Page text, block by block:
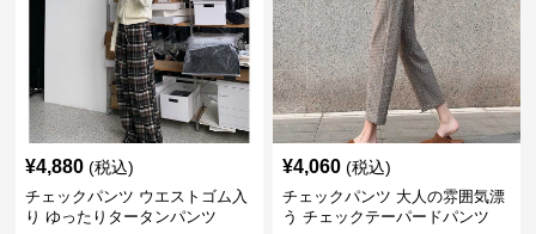
¥4,880 (税込)
チェックパンツ ウエストゴム入
り ゆったりタータンパンツ
¥4,060 (税込)
チェックパンツ 大人の雰囲気漂
う チェックテーパードパンツ